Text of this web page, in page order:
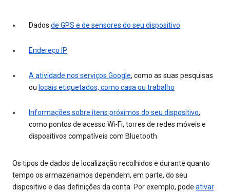
Dados de GPS e de sensores do seu dispositivo
Endereço IP
A atividade nos serviços Google, como as suas pesquisas
ou locais etiquetados, como casa ou trabalho
Informações sobre itens próximos do seu dispositivo,
como pontos de acesso Wi-Fi, torres de redes móveis e
dispositivos compatíveis com Bluetooth
Os tipos de dados de localização recolhidos e durante quanto
tempo os armazenamos dependem, em parte, do seu
dispositivo e das definições da conta. Por exemplo, pode ativar